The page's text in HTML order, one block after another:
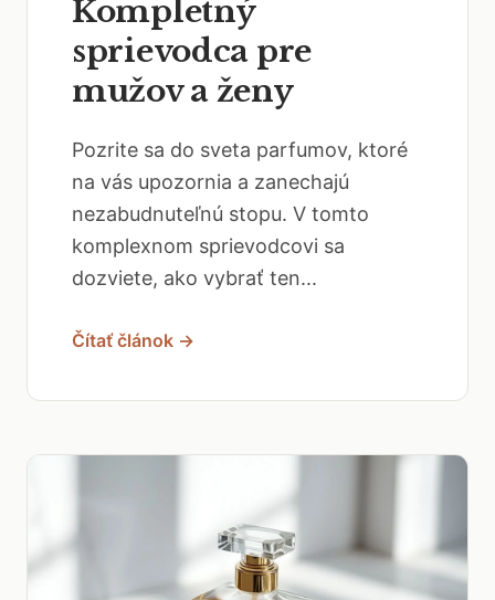
Kompletný
sprievodca pre
mužov a ženy
Pozrite sa do sveta parfumov, ktoré
na vás upozornia a zanechajú
nezabudnuteľnú stopu. V tomto
komplexnom sprievodcovi sa
dozviete, ako vybrať ten...
Čítať článok →